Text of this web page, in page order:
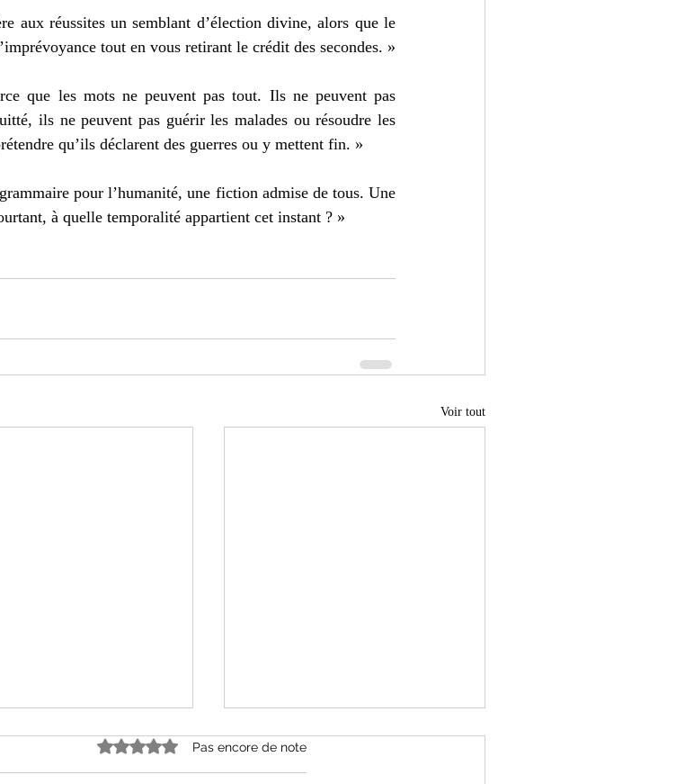
aux réussites un semblant d’élection divine, alors que le
tout en vous retirant le crédit des secondes. »
que les mots ne peuvent pas tout. Ils ne peuvent pas
ils ne peuvent pas guérir les malades ou résoudre les
qu’ils déclarent des guerres ou y mettent fin. »
pour l’humanité, une fiction admise de tous. Une
à quelle temporalité appartient cet instant ? »
Voir tout
Noté 0 étoile sur 5.Pas encore de note